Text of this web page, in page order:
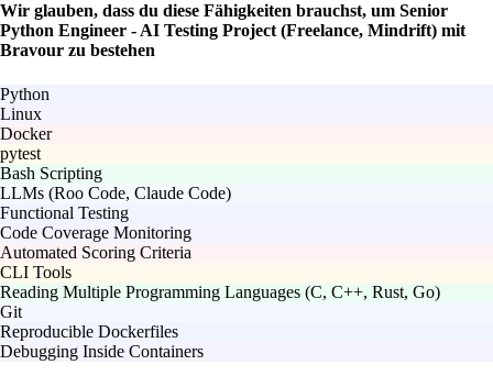
Wir glauben, dass du diese Fähigkeiten brauchst, um Senior
Python Engineer - AI Testing Project (Freelance, Mindrift) mit
Bravour zu bestehen
Python
Linux
Docker
pytest
Bash Scripting
LLMs (Roo Code, Claude Code)
Functional Testing
Code Coverage Monitoring
Automated Scoring Criteria
CLI Tools
Reading Multiple Programming Languages (C, C++, Rust, Go)
Git
Reproducible Dockerfiles
Debugging Inside Containers